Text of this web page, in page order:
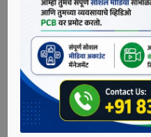
दिल्यास पाणीटंचाईला सामोरे
29.43 टक्के पाणीसाठा होता.
कमी आहे.
पिंपरी-चिंचवडसह मावळ भागातील
पवना धरण आहे. महापालिका
एमएलडी पाणी उचलते. शहराला